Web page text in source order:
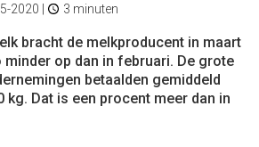
2020 3 minuten
bracht de melkproducent in maart
minder op dan in februari. De grote
betaalden gemiddeld
kg. Dat is een procent meer dan in